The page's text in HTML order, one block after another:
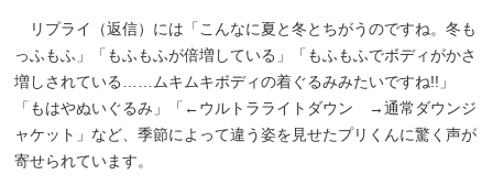
リプライ（返信）には「こんなに夏と冬とちがうのですね。冬も
っふもふ」「もふもふが倍増している」「もふもふでボディがかさ
増しされている……ムキムキボディの着ぐるみみたいですね!!」
「もはやぬいぐるみ」「←ウルトラライトダウン →通常ダウンジ
ャケット」など、季節によって違う姿を見せたプリくんに驚く声が
寄せられています。